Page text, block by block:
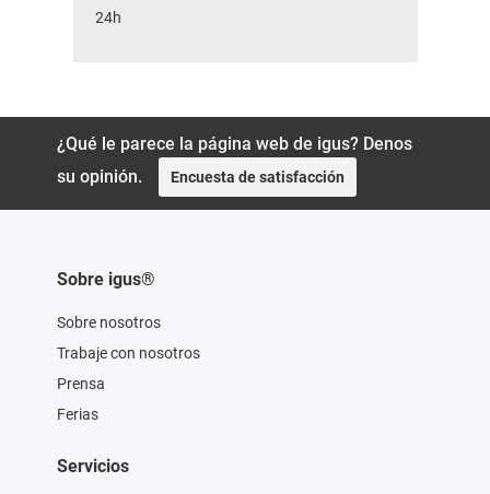
24h
¿Qué le parece la página web de igus? Denos
su opinión.
Encuesta de satisfacción
Sobre igus®
Sobre nosotros
Trabaje con nosotros
Prensa
Ferias
Servicios